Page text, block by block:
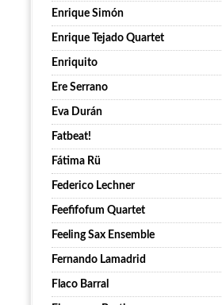
Enrique Simón
Enrique Tejado Quartet
Enriquito
Ere Serrano
Eva Durán
Fatbeat!
Fátima Rü
Federico Lechner
Feefifofum Quartet
Feeling Sax Ensemble
Fernando Lamadrid
Flaco Barral